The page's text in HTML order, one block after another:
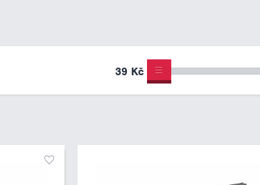
39 Kč